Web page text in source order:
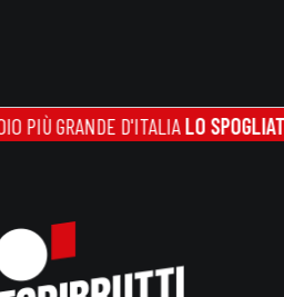
GRANDE D'ITALIALO SPOGLIATOIO